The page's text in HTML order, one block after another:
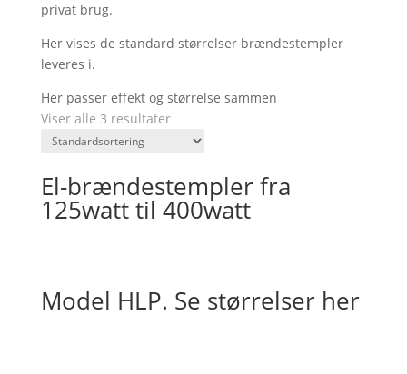
privat brug.
Her vises de standard størrelser brændestempler
leveres i.
Her passer effekt og størrelse sammen
Viser alle 3 resultater
El-brændestempler fra
125watt til 400watt
Model HLP. Se størrelser her